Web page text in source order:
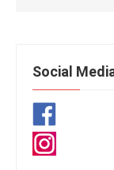
Social